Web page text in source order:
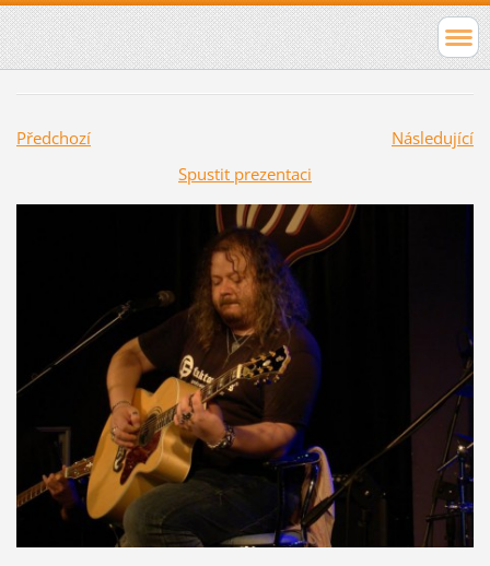
Předchozí
Následující
Spustit prezentaci